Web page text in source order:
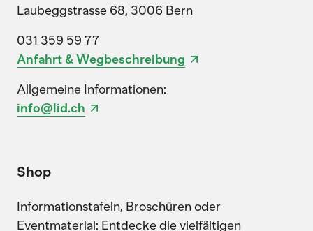
Laubeggstrasse 68, 3006 Bern
031 359 59 77
Anfahrt & Wegbeschreibung
Allgemeine Informationen:
info@lid.ch
Shop
Informationstafeln, Broschüren oder
Eventmaterial: Entdecke die vielfältigen